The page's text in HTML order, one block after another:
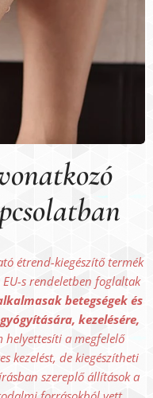
étrend-kiegészítő termék
EU-s rendeletben foglaltak
betegségek és
kezelésére,
helyettesíti a megfelelő
kezelést, de kiegészítheti
szereplő állítások a